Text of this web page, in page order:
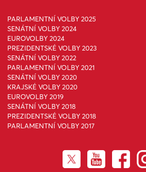
PARLAMENTNÍ VOLBY 2025
SENÁTNÍ VOLBY 2024
EUROVOLBY 2024
PREZIDENTSKÉ VOLBY 2023
SENÁTNÍ VOLBY 2022
PARLAMENTNÍ VOLBY 2021
SENÁTNÍ VOLBY 2020
KRAJSKÉ VOLBY 2020
EUROVOLBY 2019
SENÁTNÍ VOLBY 2018
PREZIDENTSKÉ VOLBY 2018
PARLAMENTNÍ VOLBY 2017